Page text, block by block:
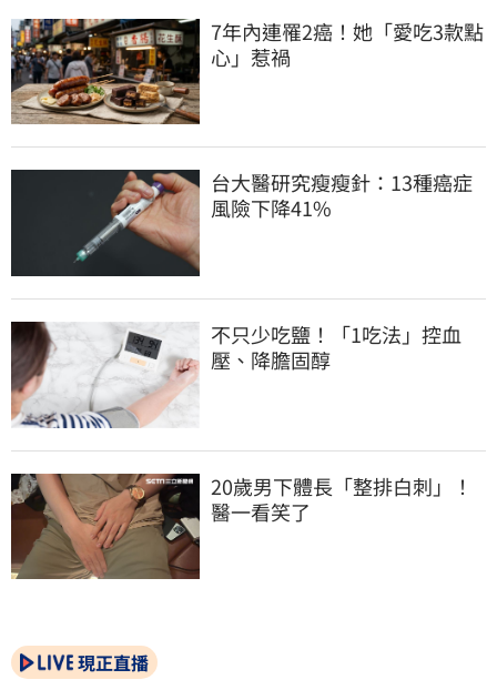
7年內連罹2癌！她「愛吃3款點
心」惹禍
台大醫研究瘦瘦針：13種癌症
風險下降41%
不只少吃鹽！「1吃法」控血
壓、降膽固醇
20歲男下體長「整排白刺」！
醫一看笑了
現正直播